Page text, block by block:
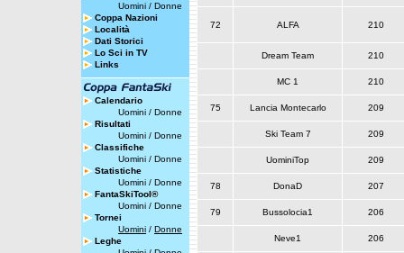
Uomini / Donne
Coppa Nazioni
Località
Dati Storici
Lo Sci in TV
Links
Calendario
Uomini / Donne
Risultati
Uomini / Donne
Classifiche
Uomini / Donne
Statistiche
Uomini / Donne
FantaSkiTool®
Uomini / Donne
Tornei
Uomini / Donne
Leghe
72 ALFA 210
Dream Team 210
MC 1 210
75 Lancia Montecarlo 209
Ski Team 7 209
UominiTop 209
78 DonaD 207
79 Bussolocia1 206
Neve1 206